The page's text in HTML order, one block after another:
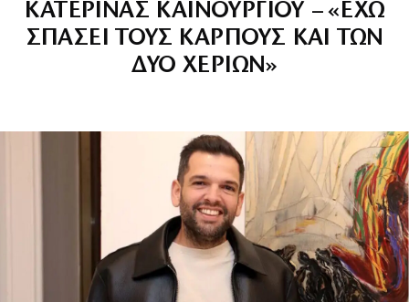
ΚΑΤΕΡΙΝΑΣ ΚΑΙΝΟΥΡΓΙΟΥ – «ΕΧΩ
ΣΠΑΣΕΙ ΤΟΥΣ ΚΑΡΠΟΥΣ ΚΑΙ ΤΩΝ
ΔΥΟ ΧΕΡΙΩΝ»